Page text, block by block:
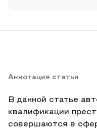
Аннотация статьи
В данной статье
квалификации
совершаются в